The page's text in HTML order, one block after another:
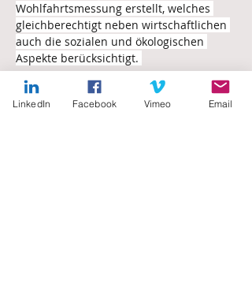
Wohlfahrtsmessung erstellt, welches
gleichberechtigt neben wirtschaftlichen
auch die sozialen und ökologischen
Aspekte berücksichtigt.
📖 Das Indikatorensystem
LinkedIn Facebook Vimeo Email